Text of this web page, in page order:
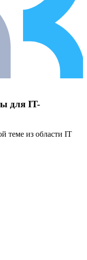
для IT-
теме из области IT